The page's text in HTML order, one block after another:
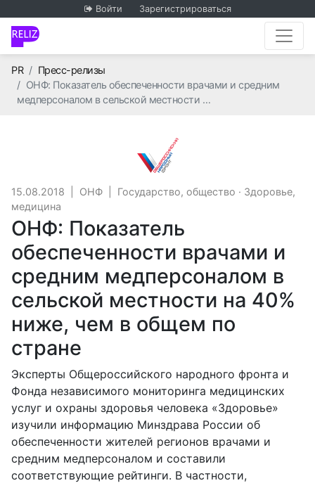
Войти Зарегистрироваться
PRГлавная
Пресс-релизы
ОНФ: Показатель обеспеченности врачами и средним
медперсоналом в сельской местности …
ОНФ
15.08.2018 ОНФ Государство, общество · Здоровье,
медицина
ОНФ: Показатель
обеспеченности врачами и
средним медперсоналом в
сельской местности на 40%
ниже, чем в общем по
стране
Эксперты Общероссийского народного фронта и
Фонда независимого мониторинга медицинских
услуг и охраны здоровья человека «Здоровье»
изучили информацию Минздрава России об
обеспеченности жителей регионов врачами и
средним медперсоналом и составили
соответствующие рейтинги. В частности,